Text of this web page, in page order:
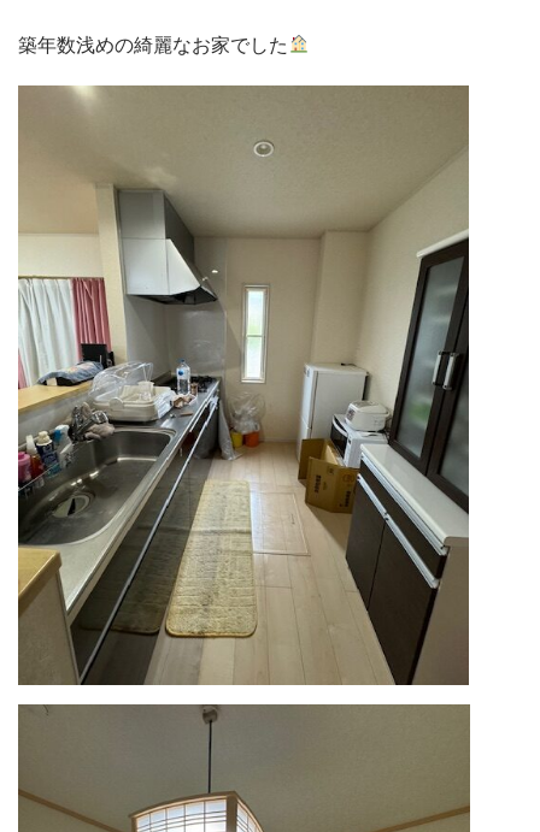
築年数浅めの綺麗なお家でした